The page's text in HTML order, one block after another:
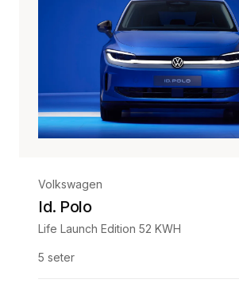
Volkswagen
Id. Polo
Life Launch Edition 52 KWH
5 seter